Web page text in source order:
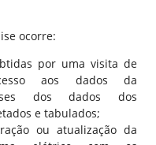
ocorre:
por uma visita de
aos dados da
dos dados dos
e tabulados;
ou atualização da